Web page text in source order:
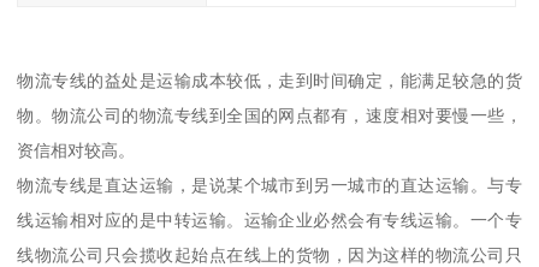
物流专线的益处是运输成本较低，走到时间确定，能满足较急的货
物。物流公司的物流专线到全国的网点都有，速度相对要慢一些，
资信相对较高。
物流专线是直达运输，是说某个城市到另一城市的直达运输。与专
线运输相对应的是中转运输。运输企业必然会有专线运输。一个专
线物流公司只会揽收起始点在线上的货物，因为这样的物流公司只